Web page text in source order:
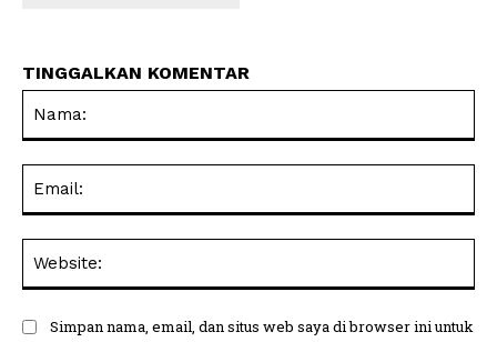
TINGGALKAN KOMENTAR
Simpan nama, email, dan situs web saya di browser ini untuk